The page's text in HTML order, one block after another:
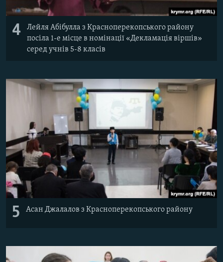
4
Лейля Абібулла з Красноперекопського району
посіла 1-е місце в номінації «Декламація віршів»
серед учнів 5-8 класів
5 Асан Джалалов з Красноперекопського району